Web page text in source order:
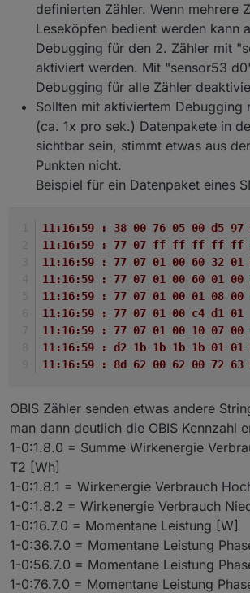
definierten Zähler. Wenn mehrere
Leseköpfen bedient werden kann
Debugging für den 2. Zähler mit
aktiviert werden. Mit "sensor53
Debugging für alle Zähler
Sollten mit aktiviertem Debugging
(ca. 1x pro sek.) Datenpakete in
sichtbar sein, stimmt etwas aus
Punkten nicht.
Beispiel für ein Datenpaket eines
11:16:59 : 38 00 76 05 00 d5
11:16:59 : 77 07 ff ff ff ff ff ff
11:16:59 : 77 07 01 00 60 32
11:16:59 : 77 07 01 00 60 01
11:16:59 : 77 07 01 00 01 08
11:16:59 : 77 07 01 00 c4 d1 01
11:16:59 : 77 07 01 00 10 07
11:16:59 : d2 1b 1b 1b 1b 01
11:16:59 : 8d 62 00 62 00 72
OBIS Zähler senden etwas andere
man dann deutlich die OBIS Kennzahl
1-0:1.8.0 = Summe Wirkenergie
T2 [Wh]
1-0:1.8.1 = Wirkenergie Verbrauch
1-0:1.8.2 = Wirkenergie Verbrauch
1-0:16.7.0 = Momentane Leistung [W]
1-0:36.7.0 = Momentane Leistung
1-0:56.7.0 = Momentane Leistung
1-0:76.7.0 = Momentane Leistung